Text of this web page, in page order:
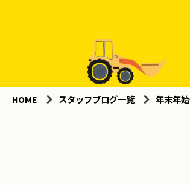
HOME スタッフブログ一覧 年末年